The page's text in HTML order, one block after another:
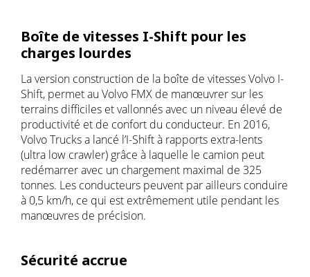
Boîte de vitesses I-Shift pour les
charges lourdes
La version construction de la boîte de vitesses Volvo I-
Shift, permet au Volvo FMX de manœuvrer sur les
terrains difficiles et vallonnés avec un niveau élevé de
productivité et de confort du conducteur. En 2016,
Volvo Trucks a lancé l’I-Shift à rapports extra-lents
(ultra low crawler) grâce à laquelle le camion peut
redémarrer avec un chargement maximal de 325
tonnes. Les conducteurs peuvent par ailleurs conduire
à 0,5 km/h, ce qui est extrêmement utile pendant les
manœuvres de précision.
Sécurité accrue